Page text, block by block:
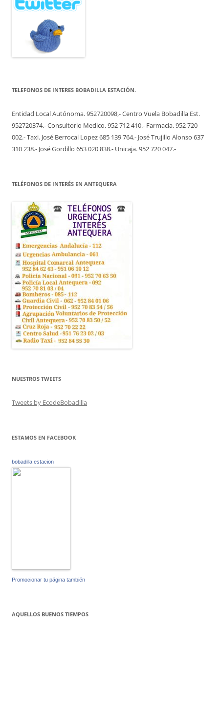
TELEFONOS DE INTERES BOBADILLA ESTACIÓN.
Entidad Local Autónoma. 952720098,- Centro Vuela Bobadilla Est.
952720374.- Consultorio Medico. 952 712 410.- Farmacia. 952 720
002.- Taxi. José Berrocal Lopez 685 139 764.- José Trujillo Alonso 637
310 238.- José Gordillo 653 020 838.- Unicaja. 952 720 047.-
TELÉFONOS DE INTERÉS EN ANTEQUERA
NUESTROS TWEETS
Tweets by EcodeBobadilla
ESTAMOS EN FACEBOOK
bobadilla estacion
Promocionar tu página también
AQUELLOS BUENOS TIEMPOS